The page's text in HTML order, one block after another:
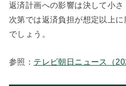
返済計画への影響は決して小
次第では返済負担が想定以上
でしょう。
参照： テレビ朝日ニュース（